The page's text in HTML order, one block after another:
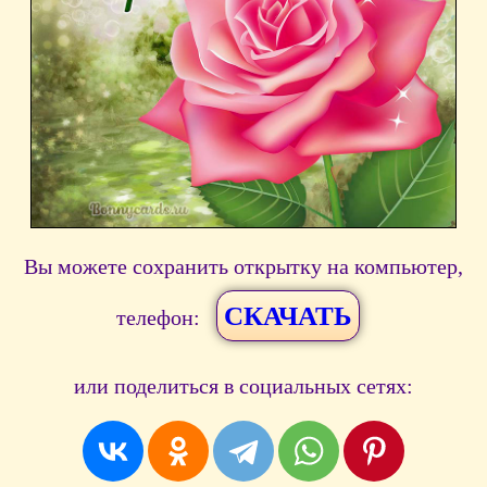
Вы можете сохранить открытку на компьютер,
телефон: СКАЧАТЬ
или поделиться в социальных сетях: